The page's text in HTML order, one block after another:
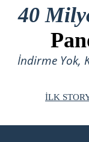
40
İndirme Yok,
İLK